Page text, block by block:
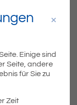
717
685 E
Einige sind
Seite, andere
für Sie zu
Zeit